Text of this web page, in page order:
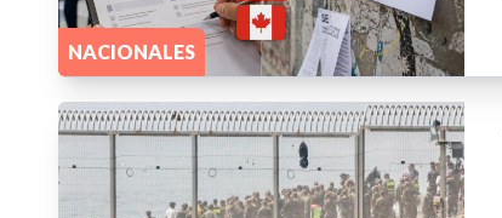
NACIONALES